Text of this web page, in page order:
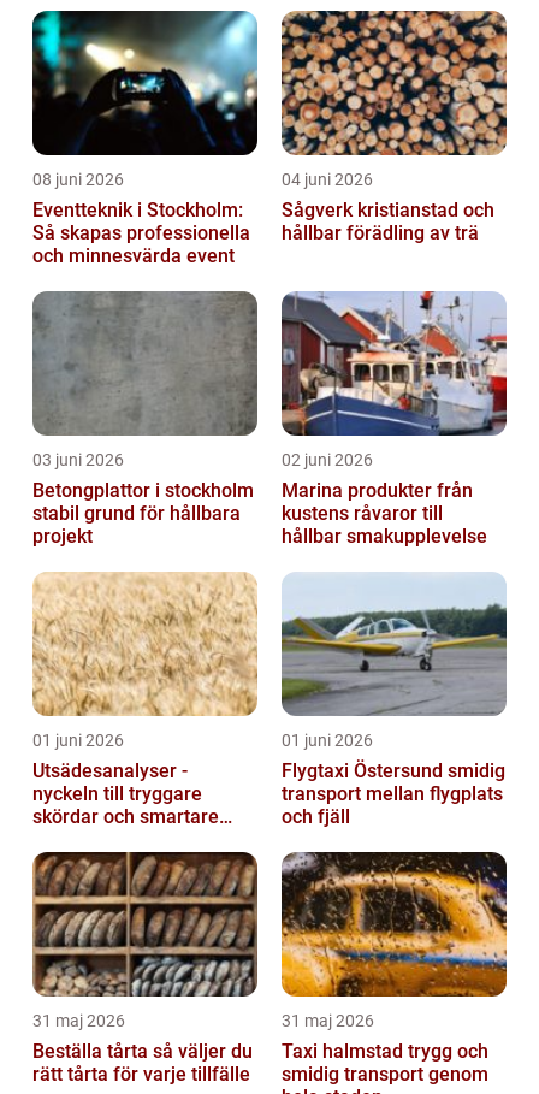
08 juni 2026
Eventteknik i Stockholm:
Så skapas professionella
och minnesvärda event
04 juni 2026
Sågverk kristianstad och
hållbar förädling av trä
03 juni 2026
Betongplattor i stockholm
stabil grund för hållbara
projekt
02 juni 2026
Marina produkter från
kustens råvaror till
hållbar smakupplevelse
01 juni 2026
Utsädesanalyser -
nyckeln till tryggare
skördar och smartare
01 juni 2026
Flygtaxi Östersund smidig
transport mellan flygplats
och fjäll
31 maj 2026
Beställa tårta så väljer du
rätt tårta för varje tillfälle
31 maj 2026
Taxi halmstad trygg och
smidig transport genom